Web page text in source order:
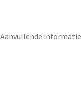
Aanvullende informatie